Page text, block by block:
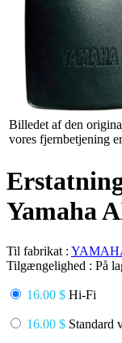
Billedet af den
vores fjernbetjening
Yamaha
Til fabrikat :
Tilgængelighed : På
16.00 $ Hi-Fi
16.00 $ Standard